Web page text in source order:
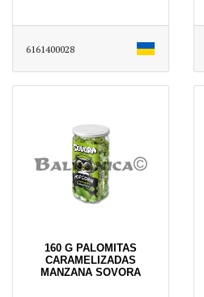
6161400028
160 G PALOMITAS
CARAMELIZADAS
MANZANA SOVORA